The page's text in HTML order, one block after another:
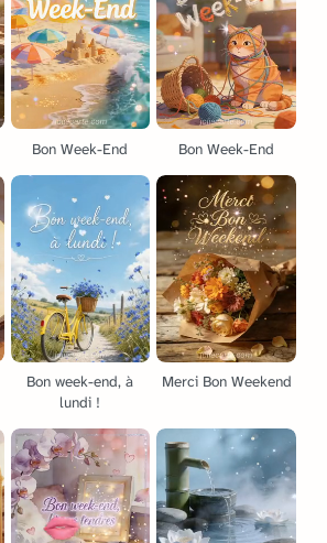
Bon Week-End Bon Week-End
Bon week-end, à
lundi !
Merci Bon Weekend